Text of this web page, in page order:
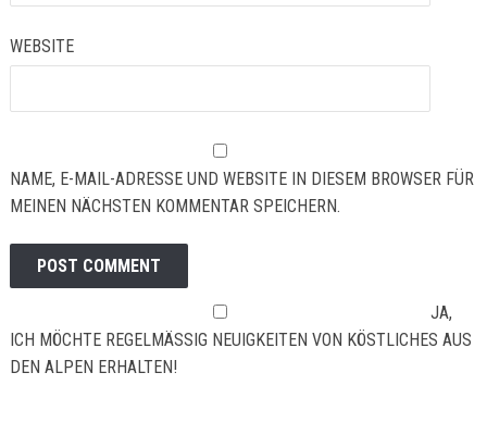
WEBSITE
NAME, E-MAIL-ADRESSE UND WEBSITE IN DIESEM BROWSER FÜR
MEINEN NÄCHSTEN KOMMENTAR SPEICHERN.
JA,
ICH MÖCHTE REGELMÄSSIG NEUIGKEITEN VON KÖSTLICHES AUS D
EN ALPEN ERHALTEN!